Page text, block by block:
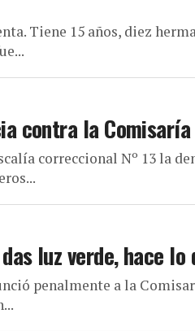
Tiene 15 años, diez
contra la
correccional Nº 13 la
luz verde, hace lo
penalmente a la